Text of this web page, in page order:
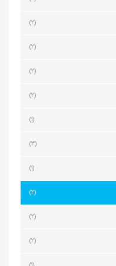
(2)
(2)
(2)
(2)
(1)
(3)
(1)
(2)
(2)
(2)